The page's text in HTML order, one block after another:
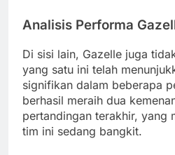
Analisis Performa
Di sisi lain, Gazelle juga
yang satu ini telah
signifikan dalam beberapa
berhasil meraih dua
pertandingan terakhir, yang
tim ini sedang bangkit.